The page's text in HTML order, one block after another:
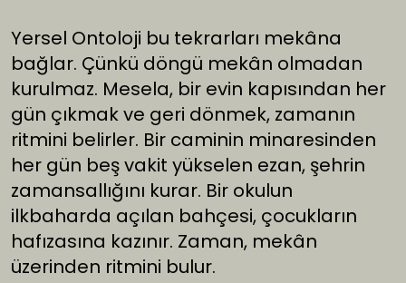
Yersel Ontoloji bu tekrarları mekâna
bağlar. Çünkü döngü mekân olmadan
kurulmaz. Mesela, bir evin kapısından her
gün çıkmak ve geri dönmek, zamanın
ritmini belirler. Bir caminin minaresinden
her gün beş vakit yükselen ezan, şehrin
zamansallığını kurar. Bir okulun
ilkbaharda açılan bahçesi, çocukların
hafızasına kazınır. Zaman, mekân
üzerinden ritmini bulur.